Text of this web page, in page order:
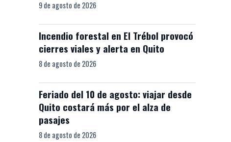
9 de agosto de 2026
Incendio forestal en El Trébol provocó
cierres viales y alerta en Quito
8 de agosto de 2026
Feriado del 10 de agosto: viajar desde
Quito costará más por el alza de
pasajes
8 de agosto de 2026